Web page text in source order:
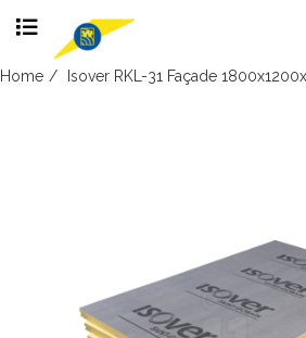
Skip
Home Isover RKL-31 Façade